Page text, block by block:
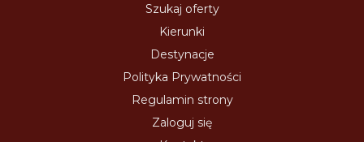
Szukaj oferty
Kierunki
Destynacje
Polityka Prywatności
Regulamin strony
Zaloguj się